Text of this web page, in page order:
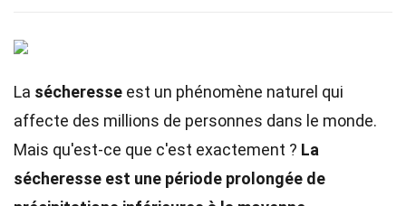
La sécheresse est un phénomène naturel qui
affecte des millions de personnes dans le monde.
Mais qu'est-ce que c'est exactement ? La
sécheresse est une période prolongée de